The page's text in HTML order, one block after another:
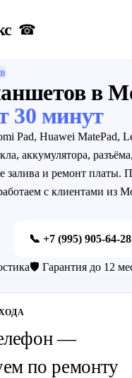
☎
в
30 минут
Pad, Huawei MatePad,
аккумулятора, разъёма,
залива и ремонт платы.
с клиентами из
📞 +7 (995) 905-64-28
🛡️ Гарантия до 12
—
по ремонту